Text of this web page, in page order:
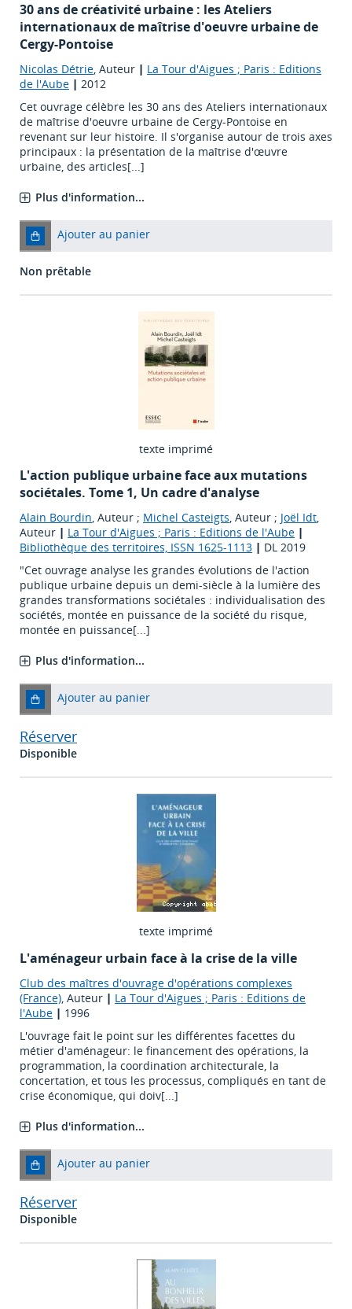
30 ans de créativité urbaine : les Ateliers
internationaux de maîtrise d'oeuvre urbaine de
Cergy-Pontoise
Nicolas Détrie, Auteur | La Tour d'Aigues ; Paris : Editions
de l'Aube | 2012
Cet ouvrage célèbre les 30 ans des Ateliers internationaux
de maîtrise d'oeuvre urbaine de Cergy-Pontoise en
revenant sur leur histoire. Il s'organise autour de trois axes
principaux : la présentation de la maîtrise d'œuvre
urbaine, des articles[...]
Plus d'information...
Ajouter au panier
Non prêtable
texte imprimé
L'action publique urbaine face aux mutations
sociétales. Tome 1, Un cadre d'analyse
Alain Bourdin, Auteur ; Michel Casteigts, Auteur ; Joël Idt,
Auteur | La Tour d'Aigues ; Paris : Editions de l'Aube |
Bibliothèque des territoires, ISSN 1625-1113 | DL 2019
"Cet ouvrage analyse les grandes évolutions de l'action
publique urbaine depuis un demi-siècle à la lumière des
grandes transformations sociétales : individualisation des
sociétés, montée en puissance de la société du risque,
montée en puissance[...]
Plus d'information...
Ajouter au panier
Réserver
Disponible
texte imprimé
L'aménageur urbain face à la crise de la ville
Club des maîtres d'ouvrage d'opérations complexes
(France), Auteur | La Tour d'Aigues ; Paris : Editions de
l'Aube | 1996
L'ouvrage fait le point sur les différentes facettes du
métier d'aménageur: le financement des opérations, la
programmation, la coordination architecturale, la
concertation, et tous les processus, compliqués en tant de
crise économique, qui doiv[...]
Plus d'information...
Ajouter au panier
Réserver
Disponible